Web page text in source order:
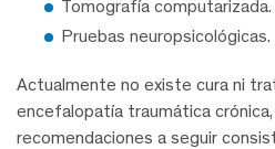
Tomografía computarizada.
Pruebas neuropsicológicas.
Actualmente no existe cura ni
encefalopatía traumática
recomendaciones a seguir